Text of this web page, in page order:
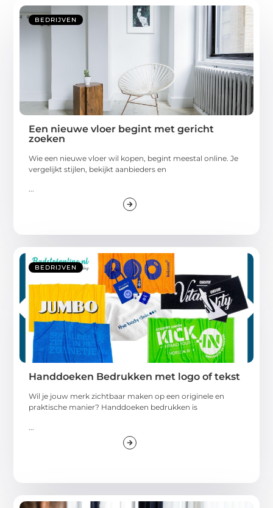
BEDRIJVEN
Een nieuwe vloer begint met gericht
zoeken
Wie een nieuwe vloer wil kopen, begint meestal online. Je
vergelijkt stijlen, bekijkt aanbieders en
...
BEDRIJVEN
Handdoeken Bedrukken met logo of tekst
Wil je jouw merk zichtbaar maken op een originele en
praktische manier? Handdoeken bedrukken is